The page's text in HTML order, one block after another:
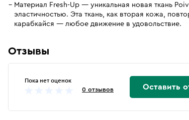
Материал Fresh-Up — уникальная новая ткань
эластичностью. Эта ткань, как вторая кожа,
карабкайся — любое движение в удовольствие.
Отзывы
Пока нет оценок
0 отзывов Оставить